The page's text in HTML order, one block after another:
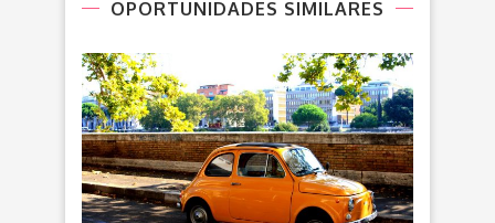
OPORTUNIDADES SIMILARES